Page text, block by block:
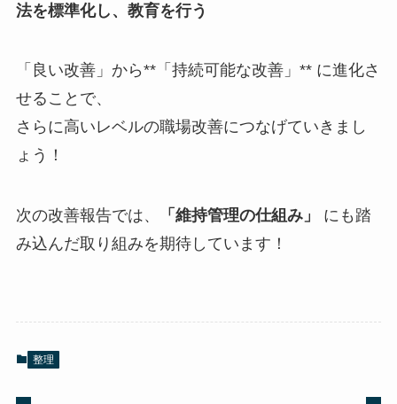
法を標準化し、教育を行う
「良い改善」から**「持続可能な改善」** に進化さ
せることで、
さらに高いレベルの職場改善につなげていきまし
ょう！
次の改善報告では、 「維持管理の仕組み」
にも踏
み込んだ取り組みを期待しています！
整理